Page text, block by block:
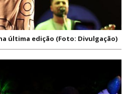
última edição (Foto: Divulgação)